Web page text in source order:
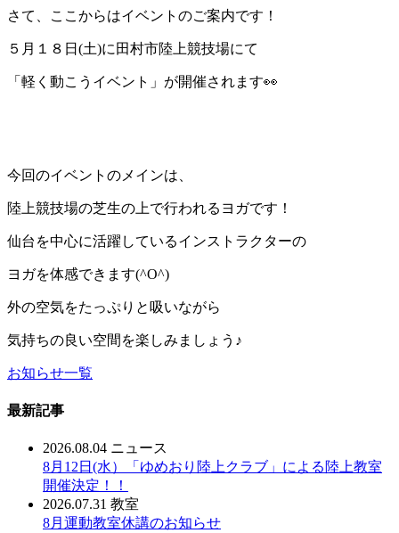
さて、ここからはイベントのご案内です！
５月１８日(土)に田村市陸上競技場にて
「軽く動こうイベント」が開催されます👀
今回のイベントのメインは、
陸上競技場の芝生の上で行われるヨガです！
仙台を中心に活躍しているインストラクターの
ヨガを体感できます(^O^)
外の空気をたっぷりと吸いながら
気持ちの良い空間を楽しみましょう♪
お知らせ一覧
最新記事
2026.08.04 ニュース
8月12日(水）「ゆめおり陸上クラブ」による陸上教室
開催決定！！
2026.07.31 教室
8月運動教室休講のお知らせ